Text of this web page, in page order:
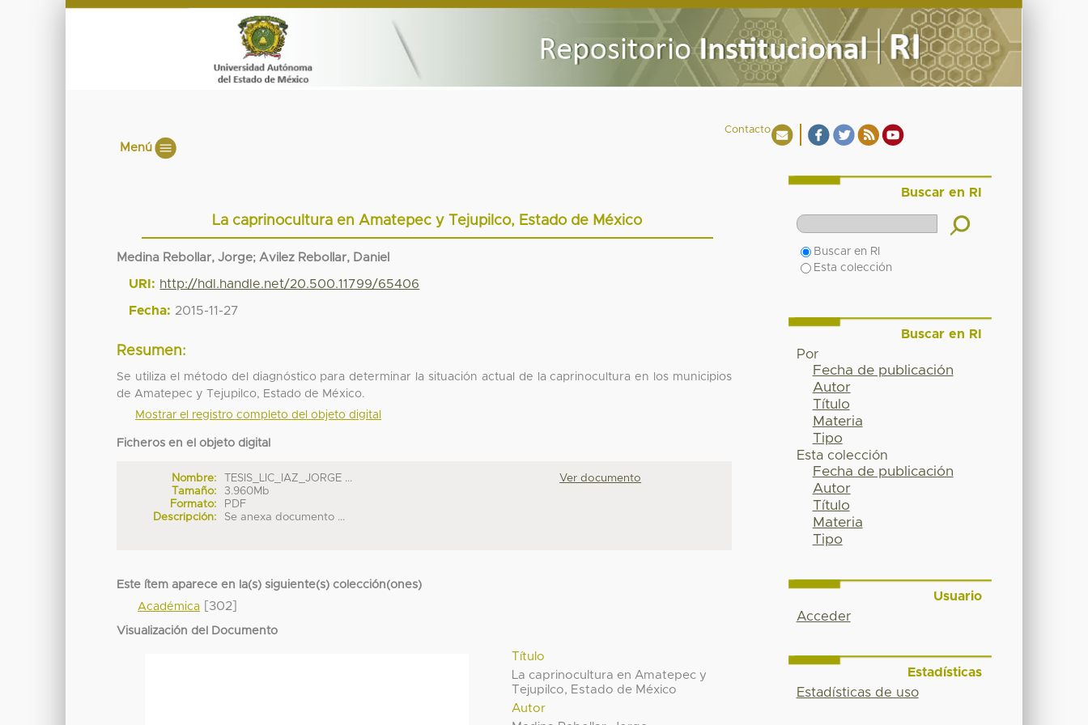
Contacto
Menú
La caprinocultura en Amatepec y Tejupilco, Estado de México
Medina Rebollar, Jorge; Avilez Rebollar, Daniel
URI: http://hdl.handle.net/20.500.11799/65406
Fecha: 2015-11-27
Resumen:
Se utiliza el método del diagnóstico para determinar la situación actual de la caprinocultura en los municipios
de Amatepec y Tejupilco, Estado de México.
Mostrar el registro completo del objeto digital
Ficheros en el objeto digital
Nombre:
TESIS_LIC_IAZ_JORGE ...
Tamaño:
3.960Mb
Formato:
PDF
Descripción:
Se anexa documento ...
Ver documento
Este ítem aparece en la(s) siguiente(s) colección(ones)
Académica [302]
Visualización del Documento
Título
La caprinocultura en Amatepec y
Tejupilco, Estado de México
Autor
Buscar en RI
Buscar en RI
Esta colección
Buscar en RI
Por
Fecha de publicación
Autor
Título
Materia
Tipo
Esta colección
Fecha de publicación
Autor
Título
Materia
Tipo
Usuario
Acceder
Estadísticas
Estadísticas de uso